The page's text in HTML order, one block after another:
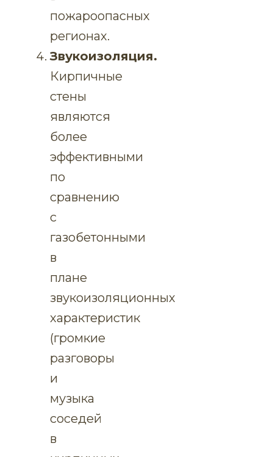
пожароопасных
регионах.
Звукоизоляция.
Кирпичные
стены
являются
более
эффективными
по
сравнению
с
газобетонными
в
плане
звукоизоляционных
характеристик
(громкие
разговоры
и
музыка
соседей
в